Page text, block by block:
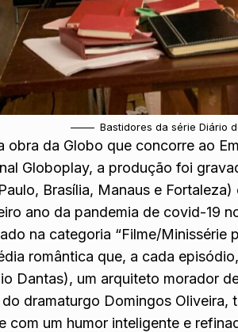
Bastidores da série Diário
obra da Globo que concorre ao
Globoplay, a produção foi
Brasília, Manaus e
ano da pandemia de covid-19
na categoria “Filme/Minissérie
romântica que, a cada
Dantas), um arquiteto morador
dramaturgo Domingos
com um humor inteligente e